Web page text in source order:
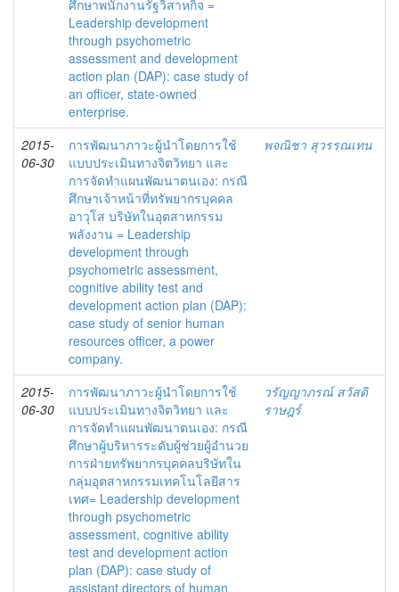
ศึกษาพนักงานรัฐวิสาหกิจ =
Leadership development
through psychometric
assessment and development
action plan (DAP): case study of
an officer, state-owned
enterprise.
2015-
06-30
การพัฒนาภาวะผู้นำโดยการใช้
แบบประเมินทางจิตวิทยา และ
การจัดทำแผนพัฒนาตนเอง: กรณี
ศึกษาเจ้าหน้าที่ทรัพยากรบุคคล
อาวุโส บริษัทในอุตสาหกรรม
พลังงาน = Leadership
development through
psychometric assessment,
cognitive ability test and
development action plan (DAP):
case study of senior human
resources officer, a power
company.
พจณิชา สุวรรณเทน
2015-
06-30
การพัฒนาภาวะผู้นำโดยการใช้
แบบประเมินทางจิตวิทยา และ
การจัดทำแผนพัฒนาตนเอง: กรณี
ศึกษาผู้บริหารระดับผู้ช่วยผู้อำนวย
การฝ่ายทรัพยากรบุคคลบริษัทใน
กลุ่มอุตสาหกรรมเทคโนโลยีสาร
เทศ= Leadership development
through psychometric
assessment, cognitive ability
test and development action
plan (DAP): case study of
assistant directors of human
วรัญญาภรณ์ สวัสดิ
ราษฎร์